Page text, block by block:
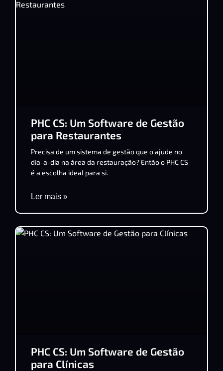
PHC CS: Um Software de Gestão
para Restaurantes
Precisa de um sistema de gestão que o ajude no
dia-a-dia na área da restauração? Então o PHC CS
é a escolha ideal para si.
Ler mais »
PHC CS: Um Software de Gestão
para Clínicas